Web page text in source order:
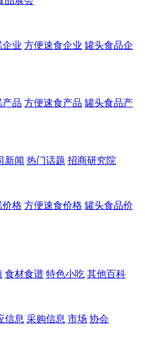
企业 方便速食企业 罐头食品企
产品 方便速食产品 罐头食品产
新闻 热门话题 招商研究院
价格 方便速食价格 罐头食品价
食材食谱 特色小吃 其他百科
信息 采购信息 市场 协会